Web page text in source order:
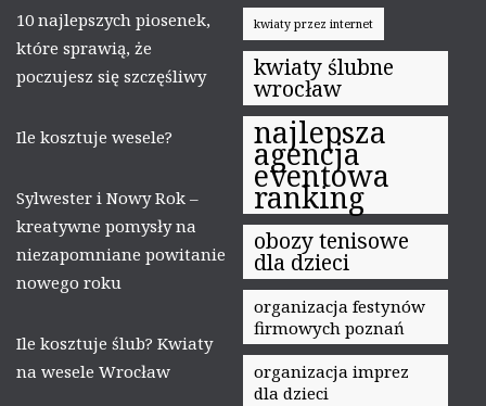
10 najlepszych piosenek,
które sprawią, że
poczujesz się szczęśliwy
Ile kosztuje wesele?
Sylwester i Nowy Rok –
kreatywne pomysły na
niezapomniane powitanie
nowego roku
Ile kosztuje ślub? Kwiaty
na wesele Wrocław
kwiaty przez internet
kwiaty ślubne
wrocław
najlepsza
agencja
eventowa
ranking
obozy tenisowe
dla dzieci
organizacja festynów
firmowych poznań
organizacja imprez
dla dzieci